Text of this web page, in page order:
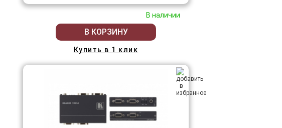
В наличии
В КОРЗИНУ
Купить в 1 клик